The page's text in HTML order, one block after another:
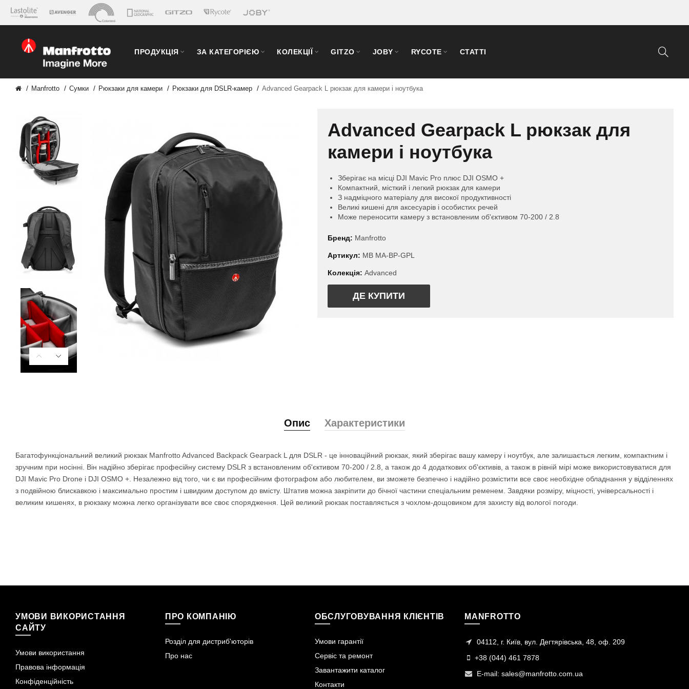
ПРОДУКЦІЯ ЗА КАТЕГОРІЄЮ КОЛЕКЦІЇ GITZO JOBY RYCOTE СТАТТІ
Manfrotto Сумки Рюкзаки для камери Рюкзаки для DSLR-камер Advanced Gearpack L рюкзак для камери і ноутбука
Advanced Gearpack L рюкзак для
камери і ноутбука
Зберігає на місці DJI Mavic Pro плюс DJI OSMO +
Компактний, місткий і легкий рюкзак для камери
З надміцного матеріалу для високої продуктивності
Великі кишені для аксесуарів і особистих речей
Може переносити камеру з встановленим об'єктивом 70-200 / 2.8
Бренд: Manfrotto
Артикул: MB MA-BP-GPL
Колекція: Advanced
ДЕ КУПИТИ
Опис Характеристики
Багатофункціональний великий рюкзак Manfrotto Advanced Backpack Gearpack L для DSLR - це інноваційний рюкзак, який зберігає вашу камеру і ноутбук, але залишається легким, компактним і
зручним при носінні. Він надійно зберігає професійну систему DSLR з встановленим об'єктивом 70-200 / 2.8, а також до 4 додаткових об'єктивів, а також в рівній мірі може використовуватися для
DJI Mavic Pro Drone і DJI OSMO +. Незалежно від того, чи є ви професійним фотографом або любителем, ви зможете безпечно і надійно розмістити все своє необхідне обладнання у відділеннях
з подвійною блискавкою і максимально простим і швидким доступом до вмісту. Штатив можна закріпити до бічної частини спеціальним ременем. Завдяки розміру, міцності, універсальності і
великим кишенях, в рюкзаку можна легко організувати все своє спорядження. Цей великий рюкзак поставляється з чохлом-дощовиком для захисту від вологої погоди.
УМОВИ ВИКОРИСТАННЯ
САЙТУ
Умови використання
Правова інформація
Конфіденційність
ПРО КОМПАНІЮ
Розділ для дистриб'юторів
Про нас
ОБСЛУГОВУВАННЯ КЛІЄНТІВ
Умови гарантії
Сервіс та ремонт
Завантажити каталог
Контакти
MANFROTTO
04112, г. Київ, вул. Дегтярівська, 48, оф. 209
+38 (044) 461 7878
E-mail: sales@manfrotto.com.ua